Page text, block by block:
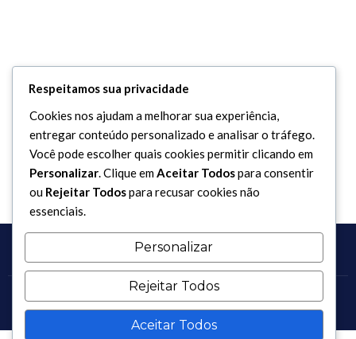
Leave Your Comment
Você precisa fazer o para publicar um comentário.
Copyright 2017 - 2026 / Todos os direitos reservados.
Respeitamos sua privacidade
Cookies nos ajudam a melhorar sua experiência,
entregar conteúdo personalizado e analisar o tráfego.
Você pode escolher quais cookies permitir clicando em
Personalizar. Clique emAceitar Todospara consentir
ou Rejeitar Todospara recusar cookies não
essenciais.
Personalizar
Rejeitar Todos
Aceitar Todos